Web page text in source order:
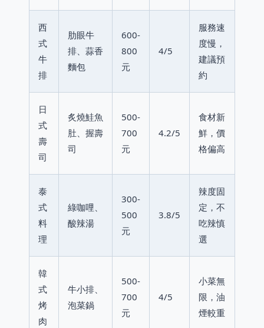
西
式
牛
排
肋眼牛
排、蒜香
麵包
600-
800
元
4/5
服務速
度慢，
建議預
約
日
式
壽
司
炙燒鮭魚
肚、握壽
司
500-
700
元
4.2/5
食材新
鮮，價
格偏高
泰
式
料
理
綠咖哩、
酸辣湯
300-
500
元
3.8/5
辣度固
定，不
吃辣慎
選
韓
式
烤
肉
牛小排、
泡菜鍋
500-
700
元
4/5
小菜無
限，油
煙較重